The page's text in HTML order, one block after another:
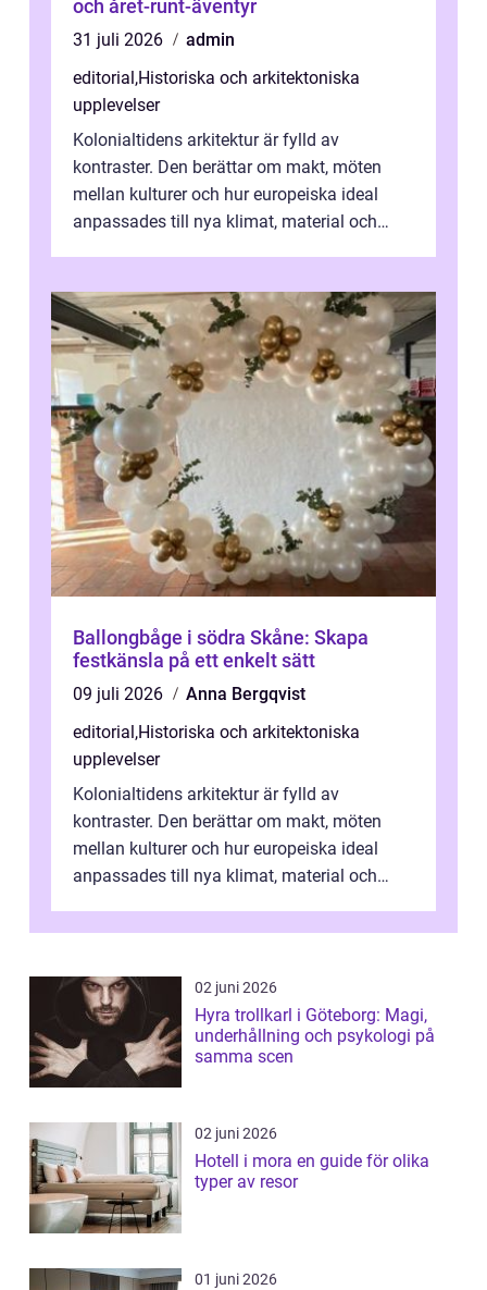
och året-runt-äventyr
31 juli 2026
admin
editorial,Historiska och arkitektoniska
upplevelser
Kolonialtidens arkitektur är fylld av
kontraster. Den berättar om makt, möten
mellan kulturer och hur europeiska ideal
anpassades till nya klimat, material och
Ballongbåge i södra Skåne: Skapa
festkänsla på ett enkelt sätt
09 juli 2026
Anna Bergqvist
editorial,Historiska och arkitektoniska
upplevelser
Kolonialtidens arkitektur är fylld av
kontraster. Den berättar om makt, möten
mellan kulturer och hur europeiska ideal
anpassades till nya klimat, material och
02 juni 2026
Hyra trollkarl i Göteborg: Magi,
underhållning och psykologi på
samma scen
02 juni 2026
Hotell i mora en guide för olika
typer av resor
01 juni 2026